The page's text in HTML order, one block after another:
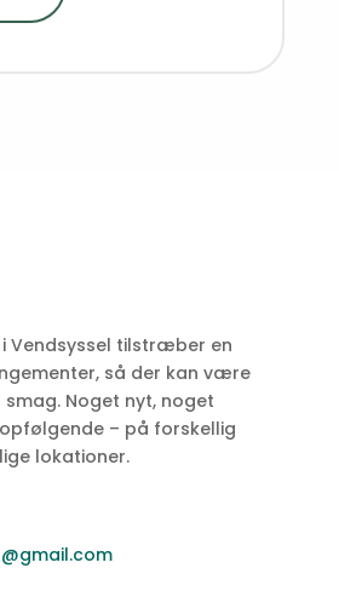
i Vendsyssel tilstræber en
så der kan være
Noget nyt, noget
– på forskellig
lokationer.